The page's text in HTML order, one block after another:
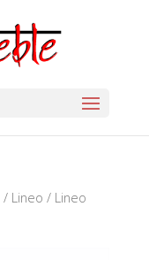
/ Lineo / Lineo